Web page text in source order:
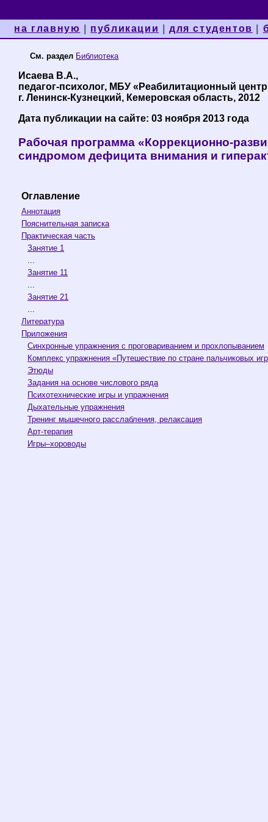
на главную публикации |для студентов
См. раздел Библиотека
Исаева В.А.,
педагог-психолог, МБУ «Реабилитационный
г. Ленинск-Кузнецкий, Кемеровская область, 2012
Дата публикации на сайте: 03 ноября 2013 года
Рабочая программа «Коррекционно-
синдромом дефицита внимания и
Оглавление
Аннотация
Пояснительная записка
Практическая часть
Занятие 1
Занятие 11
Занятие 21
Литература
Приложения
Синхронные упражнения с проговариванием и прохлопыванием
Комплекс упражнения «Путешествие по стране пальчиковых
Этюды
Задания на основе числового ряда
Психотехнические игры и упражнения
Дыхательные упражнения
Тренинг мышечного расслабления, релаксация
Арт-терапия
Игры–хороводы